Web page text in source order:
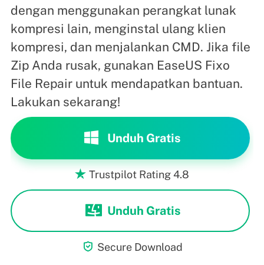
dengan menggunakan perangkat lunak
kompresi lain, menginstal ulang klien
kompresi, dan menjalankan CMD. Jika file
Zip Anda rusak, gunakan EaseUS Fixo
File Repair untuk mendapatkan bantuan.
Lakukan sekarang!
Unduh Gratis
 Trustpilot Rating 4.8
Unduh Gratis
 Secure Download